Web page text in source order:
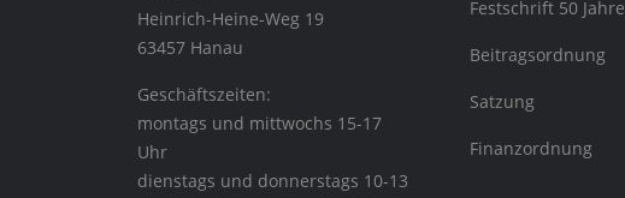
Heinrich-Heine-Weg 19
63457 Hanau
Geschäftszeiten:
montags und mittwochs 15-17
Uhr
dienstags und donnerstags 10-13
Festschrift 50 Jahre
Beitragsordnung
Satzung
Finanzordnung